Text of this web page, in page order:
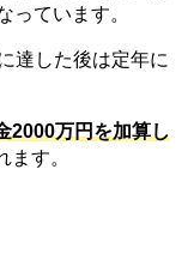
っています。
達した後は定年に
2000万円を加算し
ます。